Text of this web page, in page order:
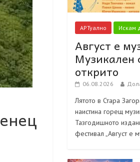
АРТуално Искам
Август е
Музикален
открито
06.08.2026
Лятото в Стара
наистина горещ
Тазгодишното
фестивал „Август е